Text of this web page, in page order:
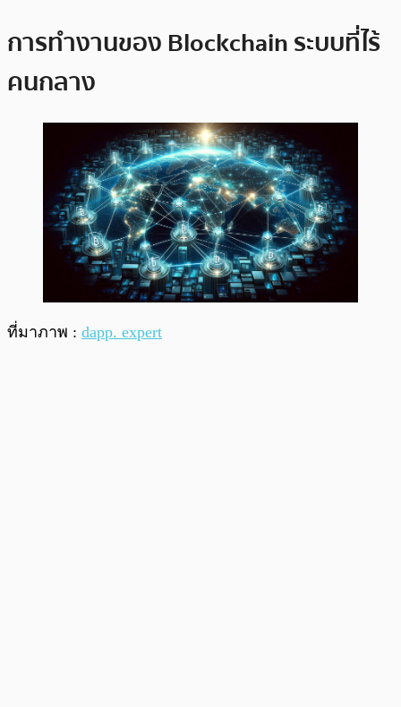
การทำงานของ Blockchain ระบบที่ไร้
คนกลาง
ที่มาภาพ : dapp. expert